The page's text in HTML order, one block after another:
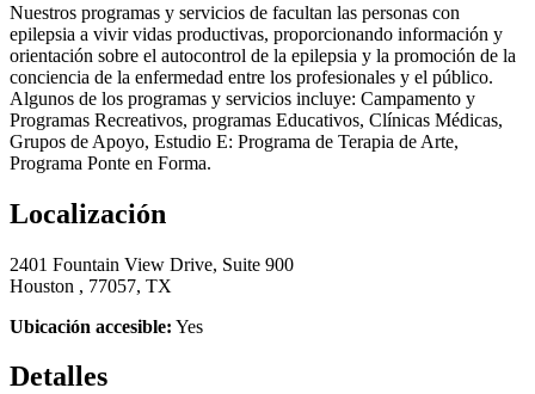
Nuestros programas y servicios de facultan las personas con
epilepsia a vivir vidas productivas, proporcionando información y
orientación sobre el autocontrol de la epilepsia y la promoción de la
conciencia de la enfermedad entre los profesionales y el público.
Algunos de los programas y servicios incluye: Campamento y
Programas Recreativos, programas Educativos, Clínicas Médicas,
Grupos de Apoyo, Estudio E: Programa de Terapia de Arte,
Programa Ponte en Forma.
Localización
2401 Fountain View Drive, Suite 900
Houston , 77057, TX
Ubicación accesible: Yes
Detalles